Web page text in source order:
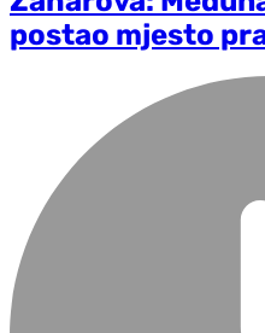
postao mjesto